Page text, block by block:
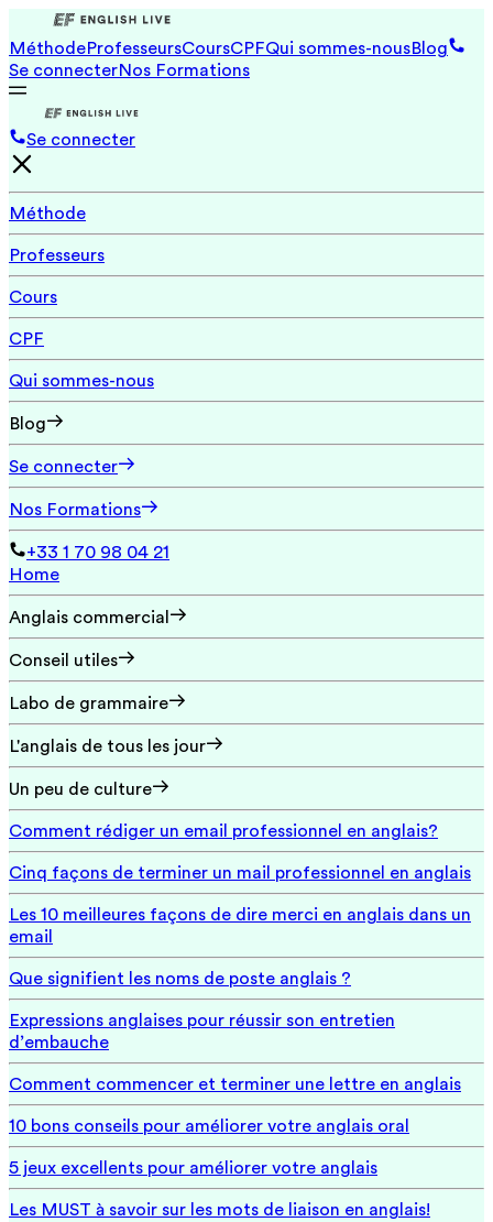
MéthodeProfesseursCoursCPFQui sommes-nousBlog
Se connecterNos Formations
Se connecter
Méthode
Professeurs
Cours
CPF
Qui sommes-nous
Blog
Se connecter
Nos Formations
+33 1 70 98 04 21
Home
Anglais commercial
Conseil utiles
Labo de grammaire
L'anglais de tous les jour
Un peu de culture
Comment rédiger un email professionnel en anglais?
Cinq façons de terminer un mail professionnel en anglais
Les 10 meilleures façons de dire merci en anglais dans un
email
Que signifient les noms de poste anglais ?
Expressions anglaises pour réussir son entretien
d’embauche
Comment commencer et terminer une lettre en anglais
10 bons conseils pour améliorer votre anglais oral
5 jeux excellents pour améliorer votre anglais
Les MUST à savoir sur les mots de liaison en anglais!